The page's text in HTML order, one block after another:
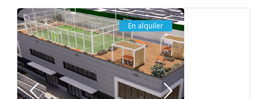
En alquiler